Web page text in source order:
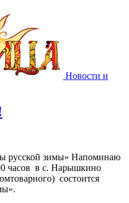
Новости и
русской зимы» Напоминаю
часов в с. Нарышкино
состоится